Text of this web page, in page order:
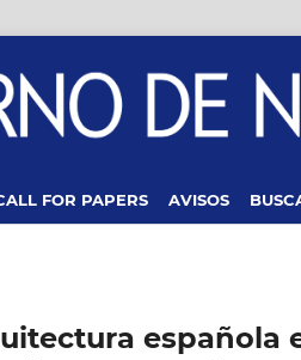
FOR PAPERS AVISOS
española